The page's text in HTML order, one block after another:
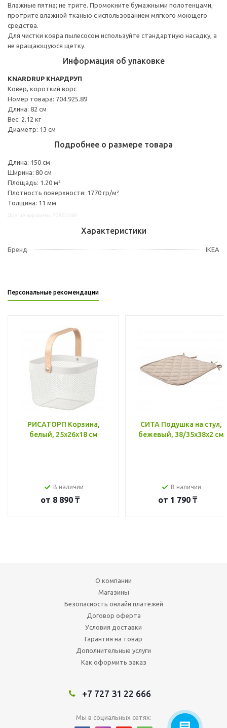
Влажные пятна; не трите. Промокните бумажными полотенцами,
протрите влажной тканью с использованием мягкого моющего
средства.
Для чистки ковра пылесосом используйте стандартную насадку, а
не вращающуюся щетку.
Информация об упаковке
KNARDRUP КНАРДРУП
Ковер, короткий ворс
Номер товара: 704.925.89
Длина: 82 см
Вес: 2.12 кг
Диаметр: 13 см
Подробнее о размере товара
Длина: 150 см
Ширина: 80 см
Площадь: 1.20 м²
Плотность поверхности: 1770 гр/м²
Толщина: 11 мм
Характеристики
Бренд IKEA
Персональные рекомендации
РИСАТОРП Корзина,
белый, 25x26x18 см
В наличии
от 8 890 ₸
СИТА Подушка на стул,
бежевый, 38/35x38x2 см
В наличии
от 1 790 ₸
О компании
Магазины
Безопасность онлайн платежей
Договор оферта
Условия доставки
Гарантия на товар
Дополнительные услуги
Как оформить заказ
+7 727 31 22 666
Мы в социальных сетях: